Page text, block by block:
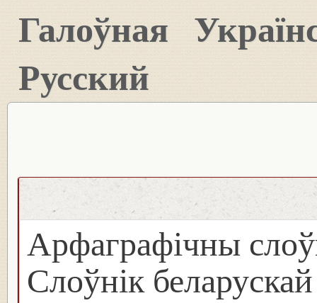
Галоўная
Русский
Арфаграфічны
Слоўнік